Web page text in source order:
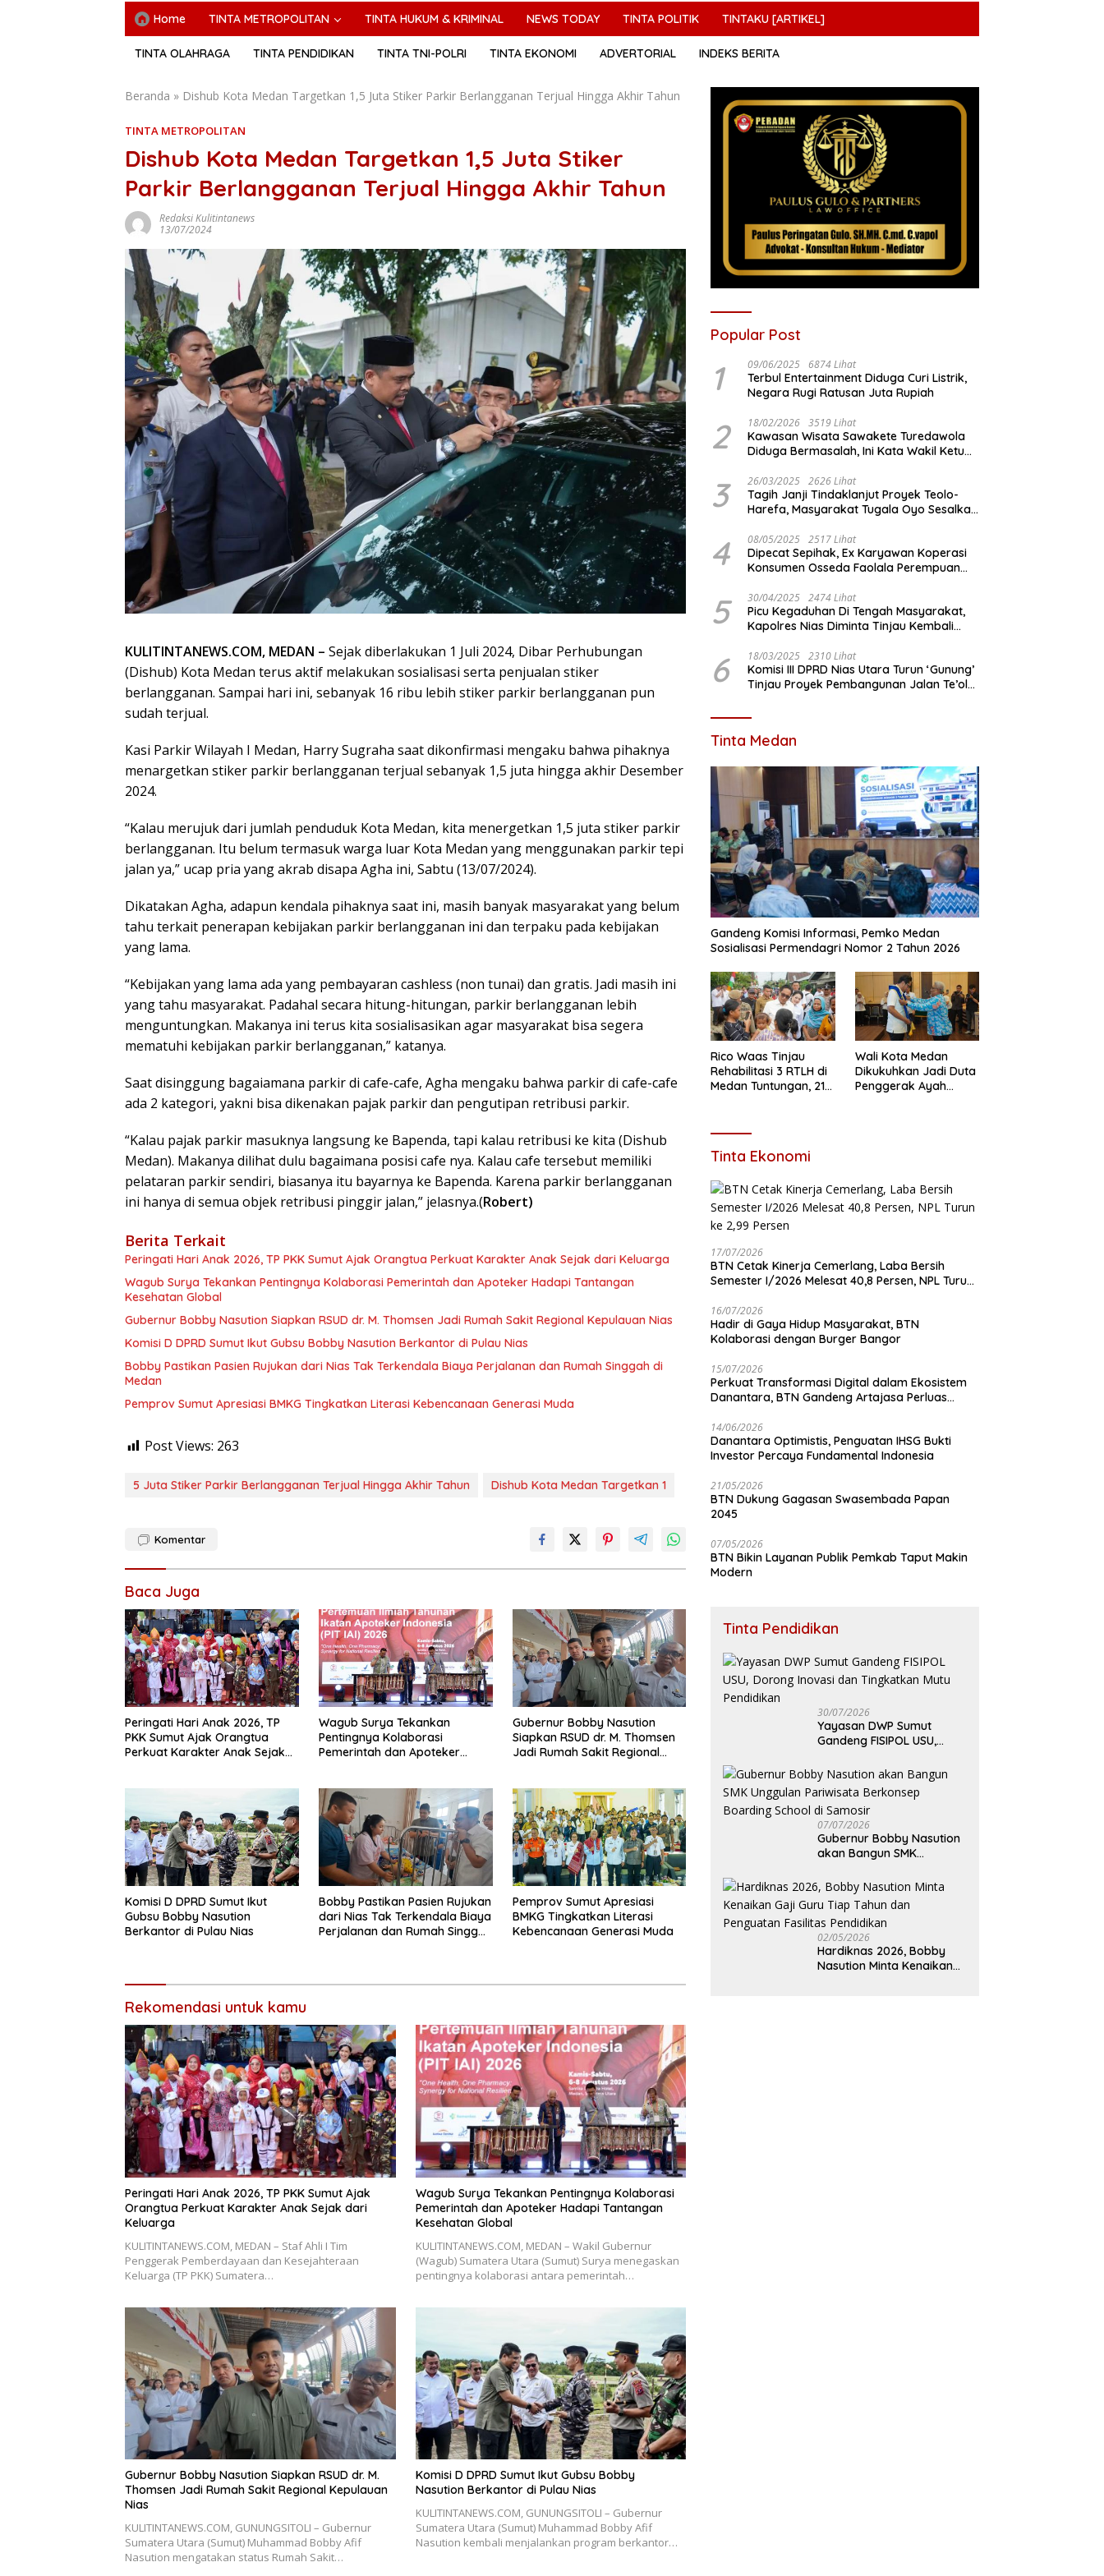
Home TINTA METROPOLITAN TINTA HUKUM & KRIMINAL NEWS TODAY TINTA POLITIK TINTAKU [ARTIKEL]
TINTA OLAHRAGA TINTA PENDIDIKAN TINTA TNI-POLRI TINTA EKONOMI ADVERTORIAL INDEKS BERITA
Beranda » Dishub Kota Medan Targetkan 1,5 Juta Stiker Parkir Berlangganan Terjual Hingga Akhir Tahun
TINTA METROPOLITAN
Dishub Kota Medan Targetkan 1,5 Juta Stiker
Parkir Berlangganan Terjual Hingga Akhir Tahun
Redaksi Kulitintanews
13/07/2024
KULITINTANEWS.COM, MEDAN – Sejak diberlakukan 1 Juli 2024, Dibar Perhubungan
(Dishub) Kota Medan terus aktif melakukan sosialisasi serta penjualan stiker
berlangganan. Sampai hari ini, sebanyak 16 ribu lebih stiker parkir berlangganan pun
sudah terjual.
Kasi Parkir Wilayah I Medan, Harry Sugraha saat dikonfirmasi mengaku bahwa pihaknya
menargetkan stiker parkir berlangganan terjual sebanyak 1,5 juta hingga akhir Desember
2024.
“Kalau merujuk dari jumlah penduduk Kota Medan, kita menergetkan 1,5 juta stiker parkir
berlangganan. Itu belum termasuk warga luar Kota Medan yang menggunakan parkir tepi
jalan ya,” ucap pria yang akrab disapa Agha ini, Sabtu (13/07/2024).
Dikatakan Agha, adapun kendala pihaknya saat ini, masih banyak masyarakat yang belum
tahu terkait penerapan kebijakan parkir berlangganan ini dan terpaku pada kebijakan
yang lama.
“Kebijakan yang lama ada yang pembayaran cashless (non tunai) dan gratis. Jadi masih ini
yang tahu masyarakat. Padahal secara hitung-hitungan, parkir berlangganan lebih
menguntungkan. Makanya ini terus kita sosialisasikan agar masyarakat bisa segera
mematuhi kebijakan parkir berlangganan,” katanya.
Saat disinggung bagaiamana parkir di cafe-cafe, Agha mengaku bahwa parkir di cafe-cafe
ada 2 kategori, yakni bisa dikenakan pajak parkir dan pengutipan retribusi parkir.
“Kalau pajak parkir masuknya langsung ke Bapenda, tapi kalau retribusi ke kita (Dishub
Medan). Makanya dilihat dulu bagaimana posisi cafe nya. Kalau cafe tersebut memiliki
pelataran parkir sendiri, biasanya itu bayarnya ke Bapenda. Karena parkir berlangganan
ini hanya di semua objek retribusi pinggir jalan,” jelasnya.(Robert)
Berita Terkait
Peringati Hari Anak 2026, TP PKK Sumut Ajak Orangtua Perkuat Karakter Anak Sejak dari Keluarga
Wagub Surya Tekankan Pentingnya Kolaborasi Pemerintah dan Apoteker Hadapi Tantangan
Kesehatan Global
Gubernur Bobby Nasution Siapkan RSUD dr. M. Thomsen Jadi Rumah Sakit Regional Kepulauan Nias
Komisi D DPRD Sumut Ikut Gubsu Bobby Nasution Berkantor di Pulau Nias
Bobby Pastikan Pasien Rujukan dari Nias Tak Terkendala Biaya Perjalanan dan Rumah Singgah di
Medan
Pemprov Sumut Apresiasi BMKG Tingkatkan Literasi Kebencanaan Generasi Muda
Post Views: 263
5 Juta Stiker Parkir Berlangganan Terjual Hingga Akhir Tahun Dishub Kota Medan Targetkan 1
Komentar
Baca Juga
Peringati Hari Anak 2026, TP
PKK Sumut Ajak Orangtua
Perkuat Karakter Anak Sejak
Wagub Surya Tekankan
Pentingnya Kolaborasi
Pemerintah dan Apoteker
Gubernur Bobby Nasution
Siapkan RSUD dr. M. Thomsen
Jadi Rumah Sakit Regional
Komisi D DPRD Sumut Ikut
Gubsu Bobby Nasution
Berkantor di Pulau Nias
Bobby Pastikan Pasien Rujukan
dari Nias Tak Terkendala Biaya
Perjalanan dan Rumah Singgah
Pemprov Sumut Apresiasi
BMKG Tingkatkan Literasi
Kebencanaan Generasi Muda
Rekomendasi untuk kamu
Peringati Hari Anak 2026, TP PKK Sumut Ajak
Orangtua Perkuat Karakter Anak Sejak dari
Keluarga
KULITINTANEWS.COM, MEDAN – Staf Ahli I Tim
Penggerak Pemberdayaan dan Kesejahteraan
Keluarga (TP PKK) Sumatera…
Wagub Surya Tekankan Pentingnya Kolaborasi
Pemerintah dan Apoteker Hadapi Tantangan
Kesehatan Global
KULITINTANEWS.COM, MEDAN – Wakil Gubernur
(Wagub) Sumatera Utara (Sumut) Surya menegaskan
pentingnya kolaborasi antara pemerintah…
Gubernur Bobby Nasution Siapkan RSUD dr. M.
Thomsen Jadi Rumah Sakit Regional Kepulauan
Nias
KULITINTANEWS.COM, GUNUNGSITOLI – Gubernur
Sumatera Utara (Sumut) Muhammad Bobby Afif
Nasution mengatakan status Rumah Sakit…
Komisi D DPRD Sumut Ikut Gubsu Bobby
Nasution Berkantor di Pulau Nias
KULITINTANEWS.COM, GUNUNGSITOLI – Gubernur
Sumatera Utara (Sumut) Muhammad Bobby Afif
Nasution kembali menjalankan program berkantor…
Popular Post
1 09/06/2025 6874 Lihat
Terbul Entertainment Diduga Curi Listrik,
Negara Rugi Ratusan Juta Rupiah
2 18/02/2026 3519 Lihat
Kawasan Wisata Sawakete Turedawola
Diduga Bermasalah, Ini Kata Wakil Ketua
3 26/03/2025 2626 Lihat
Tagih Janji Tindaklanjut Proyek Teolo-
Harefa, Masyarakat Tugala Oyo Sesalkan
Utara
4 08/05/2025 2517 Lihat
Dipecat Sepihak, Ex Karyawan Koperasi
Konsumen Osseda Faolala Perempuan
5 30/04/2025 2474 Lihat
Picu Kegaduhan Di Tengah Masyarakat,
Kapolres Nias Diminta Tinjau Kembali
6 18/03/2025 2310 Lihat
Komisi III DPRD Nias Utara Turun ‘Gunung’
Tinjau Proyek Pembangunan Jalan Te’olo
Tinta Medan
Gandeng Komisi Informasi, Pemko Medan
Sosialisasi Permendagri Nomor 2 Tahun 2026
Rico Waas Tinjau
Rehabilitasi 3 RTLH di
Medan Tuntungan, 213
Wali Kota Medan
Dikukuhkan Jadi Duta
Penggerak Ayah
Tinta Ekonomi
17/07/2026
BTN Cetak Kinerja Cemerlang, Laba Bersih
Semester I/2026 Melesat 40,8 Persen, NPL Turun
16/07/2026
Hadir di Gaya Hidup Masyarakat, BTN
Kolaborasi dengan Burger Bangor
15/07/2026
Perkuat Transformasi Digital dalam Ekosistem
Danantara, BTN Gandeng Artajasa Perluas
14/06/2026
Danantara Optimistis, Penguatan IHSG Bukti
Investor Percaya Fundamental Indonesia
21/05/2026
BTN Dukung Gagasan Swasembada Papan
2045
07/05/2026
BTN Bikin Layanan Publik Pemkab Taput Makin
Modern
Tinta Pendidikan
30/07/2026
Yayasan DWP Sumut
Gandeng FISIPOL USU,
Tingkatkan Mutu
Pendidikan
07/07/2026
Gubernur Bobby Nasution
akan Bangun SMK
Berkonsep Boarding
School di Samosir
02/05/2026
Hardiknas 2026, Bobby
Nasution Minta Kenaikan